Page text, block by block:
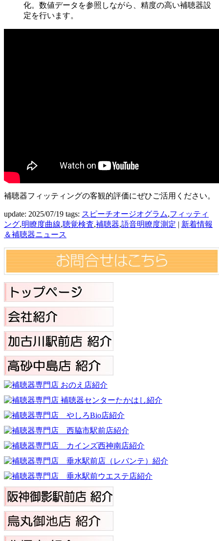
化。数値データを参照しながら、精度の高い補聴器設
定を行います。
補聴器フィッティングの客観的評価にぜひご活用ください。
update: 2025/07/19 tags: スピーチオージオグラム,フィッティ
ング,明瞭度曲線,聴覚検査,補聴器,語音明瞭度測定 | 新着情報
＆補聴器ニュース